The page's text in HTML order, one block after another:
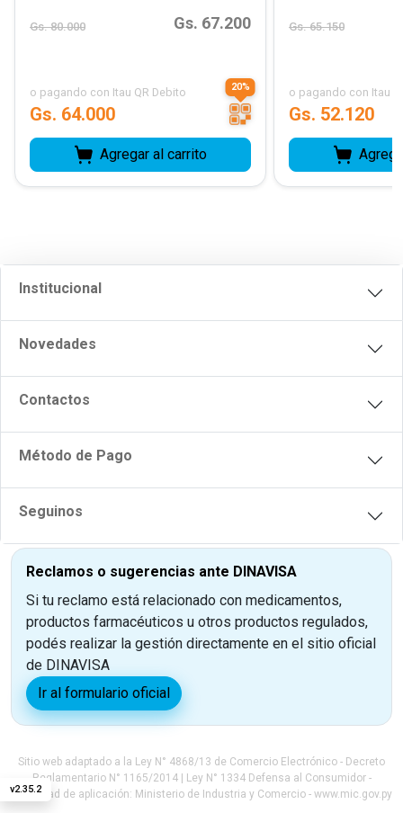
v2.35.2
Gs. 80.000 Gs. 67.200
o pagando con Itau QR Debito
Gs. 64.000
20%
Agregar al carrito
Gs. 65.150
o pagando con Itau
Gs. 52.120
Institucional
Novedades
Contactos
Método de Pago
Seguinos
Reclamos o sugerencias ante DINAVISA
Si tu reclamo está relacionado con medicamentos,
productos farmacéuticos u otros productos regulados,
podés realizar la gestión directamente en el sitio oficial
de DINAVISA
Ir al formulario oficial
Sitio web adaptado a la Ley N° 4868/13 de Comercio Electrónico - Decreto
Reglamentario N° 1165/2014 | Ley N° 1334 Defensa al Consumidor -
Autoridad de aplicación: Ministerio de Industria y Comercio - www.mic.gov.py